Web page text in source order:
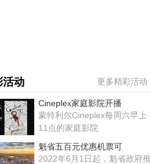
活动 更多精彩活动
Cineplex家庭影院开播
蒙特利尔Cineplex每周六早上
11点的家庭影院
魁省五百元优惠机票可
2022年6月1日起，魁省政府推